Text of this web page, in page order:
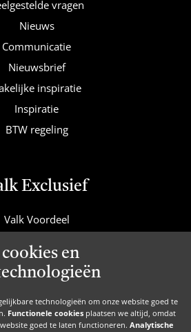
en
technologieën om onze website goed te
Functionele cookies plaatsen we altijd, omdat
goed te laten functioneren. Analytische
vragen
Nieuws
Communicatie
Nieuwsbrief
inspiratie
Inspiratie
BTW regeling
Exclusief
Valk Voordeel
Valk Suites
Valk Jobs
Membership
Valk Voor Thuis